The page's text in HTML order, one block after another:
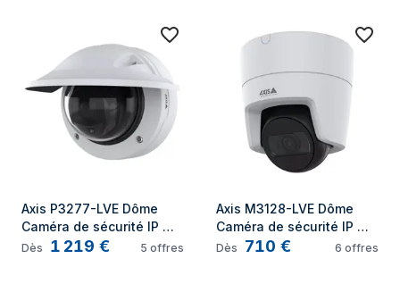
Axis P3277-LVE Dôme
Caméra de sécurité IP
Intérieure et extérieure
Dès 1 219 € 5 offres
Axis M3128-LVE Dôme
Caméra de sécurité IP
Extérieure 3840 x 2160
Dès 710 € 6 offres